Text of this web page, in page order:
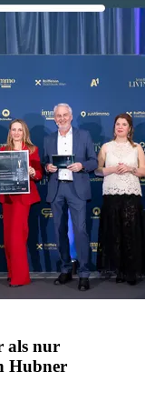
als nur
Hubner